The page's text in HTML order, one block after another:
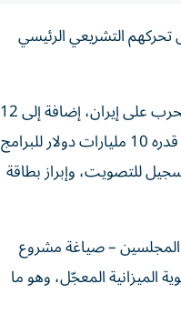
عن إطار عمل لميزانية بقيمة 95 مليار دولار، يمثل تحركهم التشريعي الرئيسي
تُخصّص الخطة 73 مليار دولار للقوات المسلحة وأجهزة الاستخبارات، لاسيما لتمويل العمليات المتعلقة بالحرب على إيران، إضافة إلى 12
مليار دولار كمساعدات للمزارعين المتضررين من الحرب التجارية للرئيس دونالد ترامب. كما تخصص مبلغاً قدره 10 مليارات دولار للبرامج
للتصويت، وإبراز بطاقة
المجلسين – صياغة مشروع
المعجّل، وهو ما